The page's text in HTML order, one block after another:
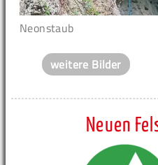
Neonstaub
weitere Bilder
Neuen